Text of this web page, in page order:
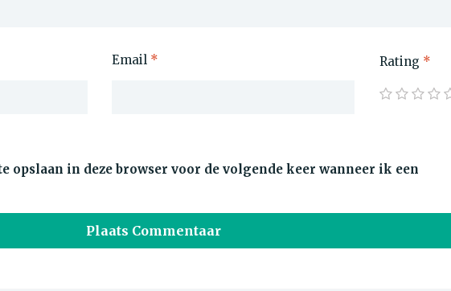
Email * Rating *
opslaan in deze browser voor de volgende keer wanneer ik een